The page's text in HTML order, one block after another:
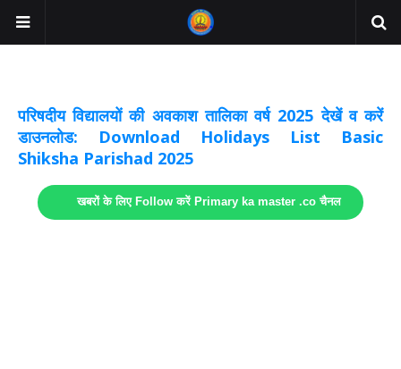
परिषदीय विद्यालयों की अवकाश तालिका वर्ष 2025 देखें व करें
डाउनलोड: Download Holidays List Basic
Shiksha Parishad 2025
खबरों के लिए Follow करें Primary ka master .co चैनल